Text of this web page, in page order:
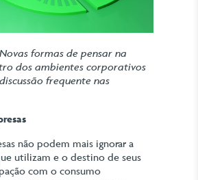
formas de pensar na
dos ambientes corporativos
frequente nas
não podem mais ignorar a
utilizam e o destino de seus
com o consumo